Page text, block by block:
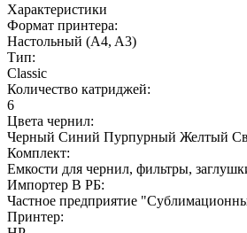
Характеристики
Формат принтера:
Настольный (A4, A3)
Тип:
Classic
Количество катриджей:
6
Цвета чернил:
Черный Синий Пурпурный Желтый
Комплект:
Емкости для чернил, фильтры,
Импортер В РБ:
Частное предприятие
Принтер: